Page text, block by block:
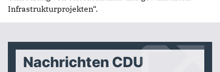
Infrastrukturprojekten“.
Nachrichten CDU